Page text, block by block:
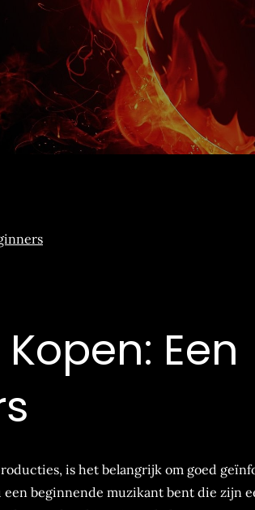
Een
is het belangrijk om goed
beginnende muzikant bent die zijn